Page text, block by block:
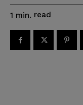
1 min. read